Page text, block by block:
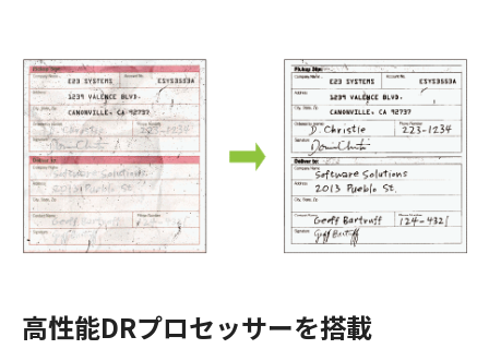
高性能DRプロセッサーを搭載